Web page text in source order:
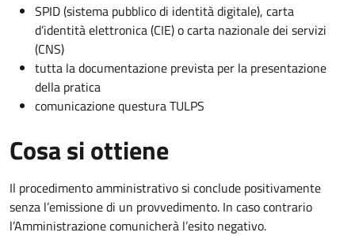
SPID (sistema pubblico di identità digitale), carta
d’identità elettronica (CIE) o carta nazionale dei servizi
(CNS)
tutta la documentazione prevista per la presentazione
della pratica
comunicazione questura TULPS
Cosa si ottiene
Il procedimento amministrativo si conclude positivamente
senza l’emissione di un provvedimento. In caso contrario
l’Amministrazione comunicherà l’esito negativo.